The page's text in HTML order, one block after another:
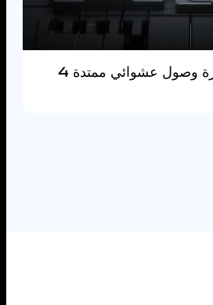
8 جيجا بايت + ذاكرة وصول عشوائي ممتدة 4